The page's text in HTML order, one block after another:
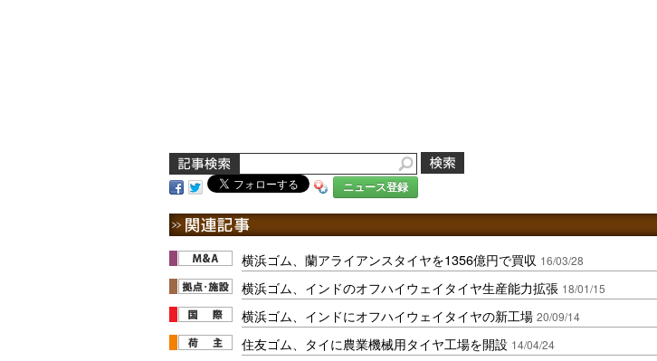
ニュース登録
横浜ゴム、蘭アライアンスタイヤを1356億円で買収 16/03/28
横浜ゴム、インドのオフハイウェイタイヤ生産能力拡張 18/01/15
横浜ゴム、インドにオフハイウェイタイヤの新工場 20/09/14
住友ゴム、タイに農業機械用タイヤ工場を開設 14/04/24